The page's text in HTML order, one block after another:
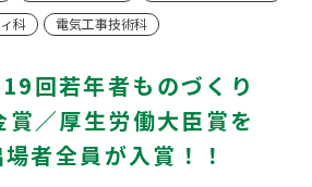
科
電気工事技術科
19回若年者ものづくり
／厚生労働大臣賞を
者全員が入賞！！